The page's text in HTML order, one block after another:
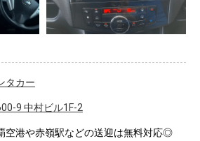
タカー
9 中村ビル1F-2
空港や赤嶺駅などの送迎は無料対応◎